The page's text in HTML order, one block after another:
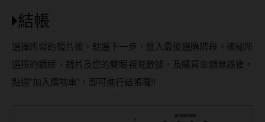
結帳
選擇所需的鏡片後，點選下一步，進入最後選購階段。確認所
選擇的鏡框、鏡片及您的雙眼視覺數據，及購買金額無誤後，
點選”加入購物車”，即可進行結帳囉!!